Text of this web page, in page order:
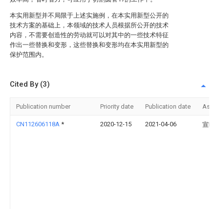
本实用新型并不局限于上述实施例，在本实用新型公开的
技术方案的基础上，本领域的技术人员根据所公开的技术
内容，不需要创造性的劳动就可以对其中的一些技术特征
作出一些替换和变形，这些替换和变形均在本实用新型的
保护范围内。
Cited By (3)
Publication number Priority date Publication date
CN112606118A * 2020-12-15 2021-04-06 宣晓